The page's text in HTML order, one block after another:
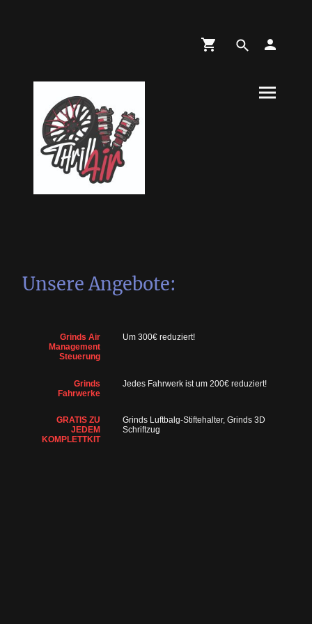
Unsere Angebote:
Grinds Air
Management
Steuerung
Um 300€ reduziert!
Grinds
Fahrwerke
Jedes Fahrwerk ist um 200€ reduziert!
GRATIS ZU
JEDEM
KOMPLETTKIT
Grinds Luftbalg-Stiftehalter, Grinds 3D
Schriftzug